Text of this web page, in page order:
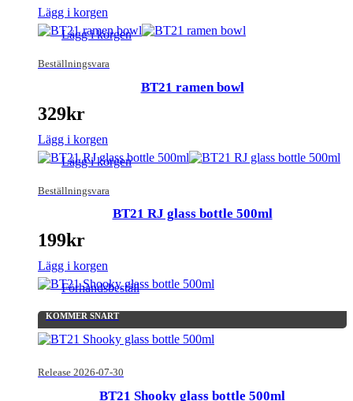
Lägg i korgen
Beställningsvara
Lägg i korgen
BT21 ramen bowl
329kr
Lägg i korgen
Beställningsvara
Lägg i korgen
BT21 RJ glass bottle 500ml
199kr
Lägg i korgen
KOMMER SNART
Release 2026-07-30
Förhandsbeställ
BT21 Shooky glass bottle 500ml